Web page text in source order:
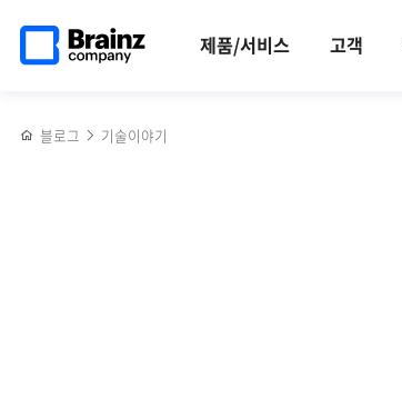
건너뛰기
제품/서비스 고객
페이지로
블로그 기술이야기